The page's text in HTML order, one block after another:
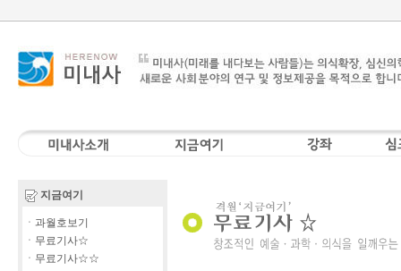
지금여기
ㆍ과월호보기
ㆍ무료기사☆
ㆍ무료기사☆☆